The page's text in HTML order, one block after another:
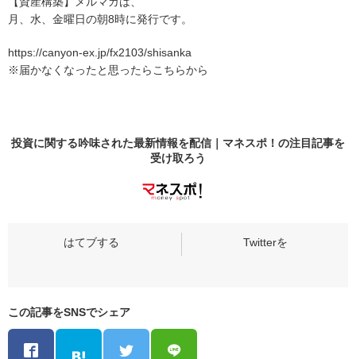
月、水、金曜日の朝8時に発行です。
https://canyon-ex.jp/fx2103/shisanka
※届かなくなったと思ったらこちらから
投資に関する吟味された最新情報を配信｜マネスポ！の注目記事を
受け取ろう
この記事をSNSでシェア